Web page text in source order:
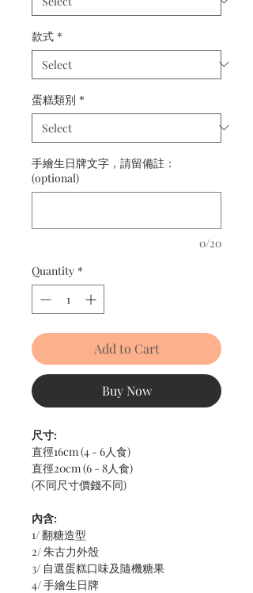
款式 *
蛋糕類別 *
手繪生日牌文字，請留備註：
(optional)
0/20
Quantity *
Add to Cart
Buy Now
尺寸:
直徑16cm (4 - 6人食)
直徑20cm (6 - 8人食)
(不同尺寸價錢不同)
內含:
1/ 翻糖造型
2/ 朱古力外殼
3/ 自選蛋糕口味及隨機糖果
4/ 手繪生日牌